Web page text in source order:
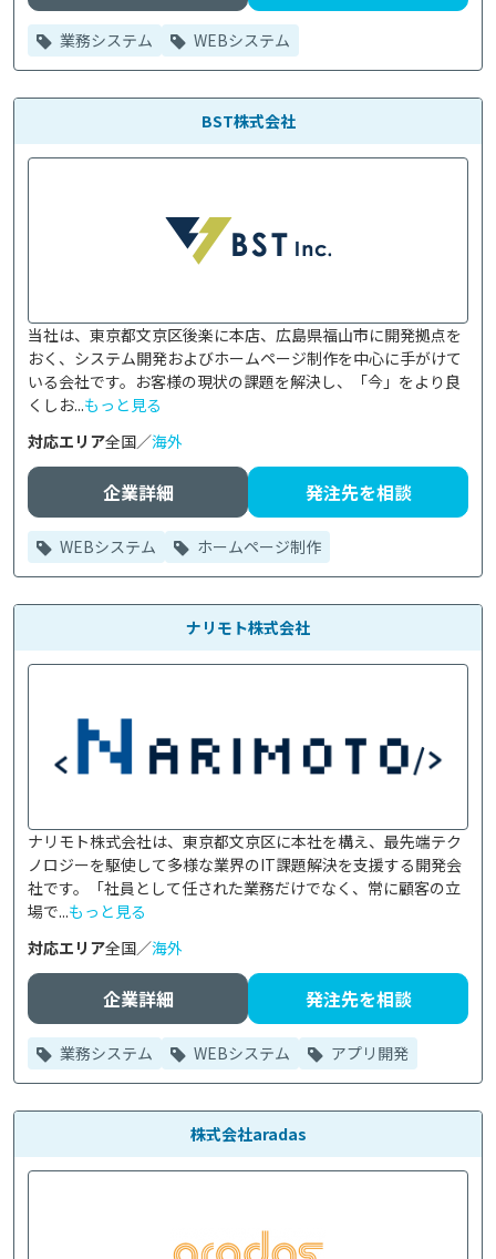
業務システム WEBシステム
BST株式会社
当社は、東京都文京区後楽に本店、広島県福山市に開発拠点を
おく、システム開発およびホームページ制作を中心に手がけて
いる会社です。お客様の現状の課題を解決し、「今」をより良
くしお...もっと見る
対応エリア全国／海外
企業詳細 発注先を相談
WEBシステム ホームページ制作
ナリモト株式会社
ナリモト株式会社は、東京都文京区に本社を構え、最先端テク
ノロジーを駆使して多様な業界のIT課題解決を支援する開発会
社です。「社員として任された業務だけでなく、常に顧客の立
場で...もっと見る
対応エリア全国／海外
企業詳細 発注先を相談
業務システム WEBシステム アプリ開発
株式会社aradas